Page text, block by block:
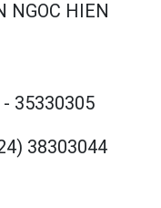
NGOC HIEN
- 35330305
38303044